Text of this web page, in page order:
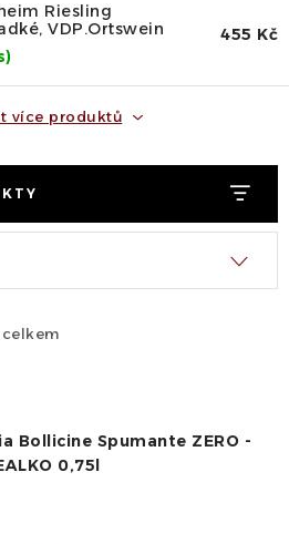
Riesling
VDP.Ortswein
455 Kč
více produktů
Bollicine Spumante ZERO -
0,75l